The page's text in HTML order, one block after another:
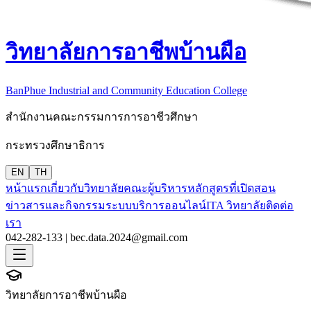
วิทยาลัยการอาชีพบ้านผือ
BanPhue Industrial and Community Education College
สำนักงานคณะกรรมการการอาชีวศึกษา
กระทรวงศึกษาธิการ
EN TH
หน้าแรกเกี่ยวกับวิทยาลัยคณะผู้บริหารหลักสูตรที่เปิดสอน
ข่าวสารและกิจกรรมระบบบริการออนไลน์ITA วิทยาลัยติดต่อ
เรา
042-282-133 | bec.data.2024@gmail.com
วิทยาลัยการอาชีพบ้านผือ